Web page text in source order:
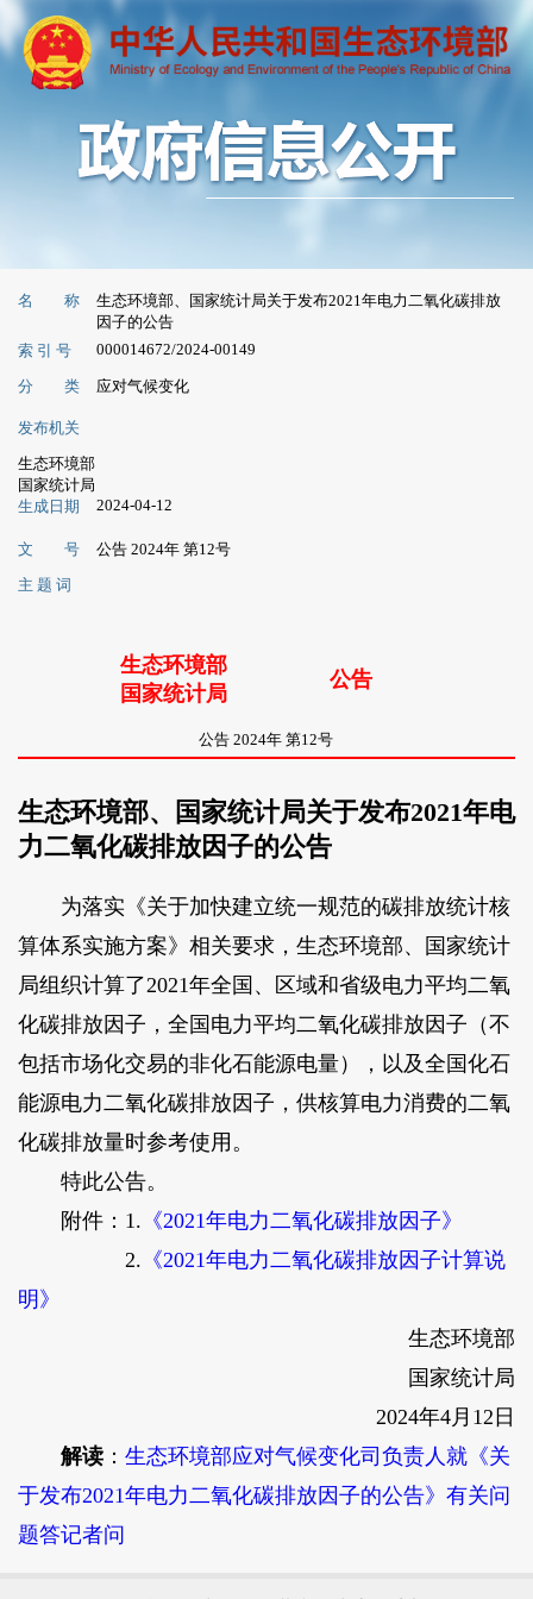
名 称
生态环境部、国家统计局关于发布2021年电力二氧化碳排放
因子的公告
索 引 号
000014672/2024-00149
分 类 应对气候变化
发布机关
生态环境部
国家统计局
生成日期
2024-04-12
文 号
公告 2024年 第12号
主 题 词
生态环境部
国家统计局
公告
公告 2024年 第12号
生态环境部、国家统计局关于发布2021年电
力二氧化碳排放因子的公告
为落实《关于加快建立统一规范的碳排放统计核
算体系实施方案》相关要求，生态环境部、国家统计
局组织计算了2021年全国、区域和省级电力平均二氧
化碳排放因子，全国电力平均二氧化碳排放因子（不
包括市场化交易的非化石能源电量），以及全国化石
能源电力二氧化碳排放因子，供核算电力消费的二氧
化碳排放量时参考使用。
特此公告。
附件：1. 《2021年电力二氧化碳排放因子》
2. 《2021年电力二氧化碳排放因子计算说
明》
生态环境部
国家统计局
2024年4月12日
解读： 生态环境部应对气候变化司负责人就《关
于发布2021年电力二氧化碳排放因子的公告》有关问
题答记者问